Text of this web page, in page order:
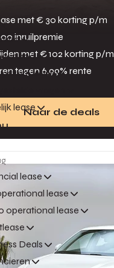
lease
lease
lease
lease
operational lease
Deals
met € 30 korting p/m
inruilpremie
met € 102 korting p/m
tegen 6,99% rente
Naar de deals